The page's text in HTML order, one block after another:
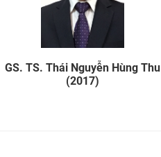
GS. TS. Thái Nguyễn Hùng Thu
(2017)